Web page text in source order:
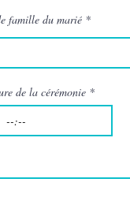
famille du marié
de la cérémonie